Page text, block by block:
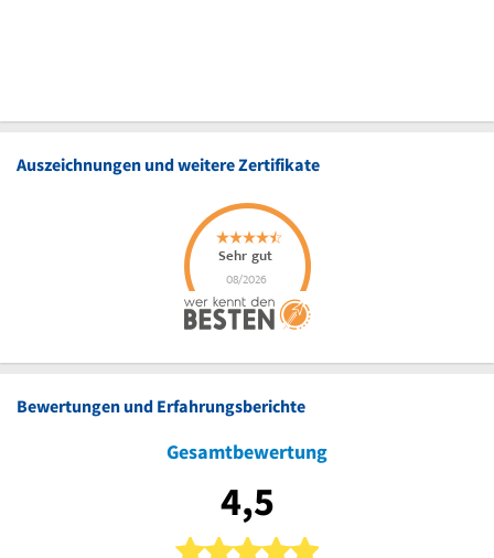
Auszeichnungen und weitere Zertifikate
Bewertungen und Erfahrungsberichte
Gesamtbewertung
4,5
5 von 5 Sternen